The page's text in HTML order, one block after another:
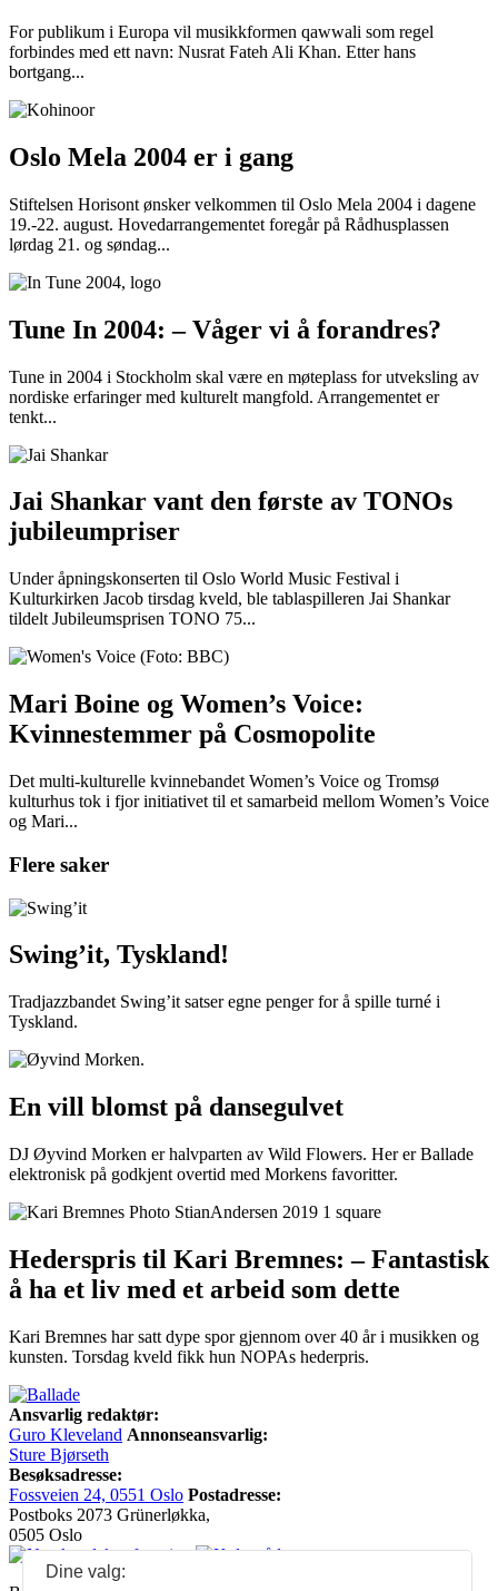
For publikum i Europa vil musikkformen qawwali som regel
forbindes med ett navn: Nusrat Fateh Ali Khan. Etter hans
bortgang...
Oslo Mela 2004 er i gang
Stiftelsen Horisont ønsker velkommen til Oslo Mela 2004 i dagene
19.-22. august. Hovedarrangementet foregår på Rådhusplassen
lørdag 21. og søndag...
Tune In 2004: – Våger vi å forandres?
Tune in 2004 i Stockholm skal være en møteplass for utveksling av
nordiske erfaringer med kulturelt mangfold. Arrangementet er
tenkt...
Jai Shankar vant den første av TONOs
jubileumpriser
Under åpningskonserten til Oslo World Music Festival i
Kulturkirken Jacob tirsdag kveld, ble tablaspilleren Jai Shankar
tildelt Jubileumsprisen TONO 75...
Mari Boine og Women’s Voice:
Kvinnestemmer på Cosmopolite
Det multi-kulturelle kvinnebandet Women’s Voice og Tromsø
kulturhus tok i fjor initiativet til et samarbeid mellom Women’s Voice
og Mari...
Flere saker
Swing’it, Tyskland!
Tradjazzbandet Swing’it satser egne penger for å spille turné i
Tyskland.
En vill blomst på dansegulvet
DJ Øyvind Morken er halvparten av Wild Flowers. Her er Ballade
elektronisk på godkjent overtid med Morkens favoritter.
Hederspris til Kari Bremnes: – Fantastisk
å ha et liv med et arbeid som dette
Kari Bremnes har satt dype spor gjennom over 40 år i musikken og
kunsten. Torsdag kveld fikk hun NOPAs hederpris.
Ansvarlig redaktør:
Guro Kleveland Annonseansvarlig:
Sture Bjørseth
Besøksadresse:
Fossveien 24, 0551 Oslo Postadresse:
Postboks 2073 Grünerløkka,
0505 Oslo
Dine valg: